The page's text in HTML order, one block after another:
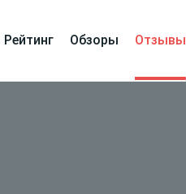
Рейтинг Обзоры Отзывы